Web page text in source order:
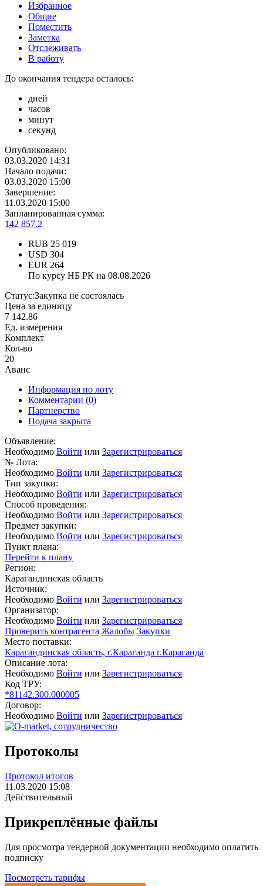
Избранное
Общие
Поместить
Заметка
Отслеживать
В работу
До окончания тендера осталось:
дней
часов
минут
секунд
Опубликовано:
03.03.2020 14:31
Начало подачи:
03.03.2020 15:00
Завершение:
11.03.2020 15:00
Запланированная сумма:
142 857.2
RUB 25 019
USD 304
EUR 264
По курсу НБ РК на 08.08.2026
Статус:Закупка не состоялась
Цена за единицу
7 142.86
Ед. измерения
Комплект
Кол-во
20
Аванс
Информация по лоту
Комментарии (0)
Партнерство
Подача закрыта
Объявление:
Необходимо Войти или Зарегистрироваться
№ Лота:
Необходимо Войти или Зарегистрироваться
Тип закупки:
Необходимо Войти или Зарегистрироваться
Способ проведения:
Необходимо Войти или Зарегистрироваться
Предмет закупки:
Необходимо Войти или Зарегистрироваться
Пункт плана:
Перейти к плану
Регион:
Карагандинская область
Источник:
Необходимо Войти или Зарегистрироваться
Организатор:
Необходимо Войти или Зарегистрироваться
Проверить контрагента Жалобы Закупки
Место поставки:
Карагандинская область, г.Караганда г.Караганда
Описание лота:
Необходимо Войти или Зарегистрироваться
Код ТРУ:
*81142.300.000005
Договор:
Необходимо Войти или Зарегистрироваться
Протоколы
Протокол итогов
11.03.2020 15:08
Действительный
Прикреплённые файлы
Для просмотра тендерной документации необходимо оплатить
подписку
Посмотреть тарифы